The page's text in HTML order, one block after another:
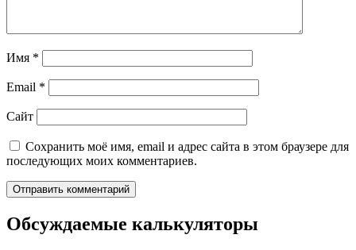
Имя *
Email *
Сайт
Сохранить моё имя, email и адрес сайта в этом браузере для
последующих моих комментариев.
Обсуждаемые калькуляторы